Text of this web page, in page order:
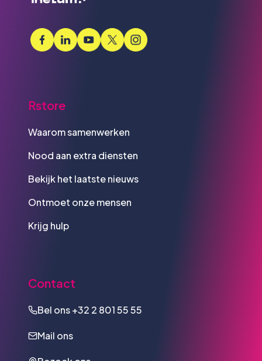
Rstore
Waarom samenwerken
Nood aan extra diensten
Bekijk het laatste nieuws
Ontmoet onze mensen
Krijg hulp
Contact
Bel ons+32 2 801 55 55
Mail ons